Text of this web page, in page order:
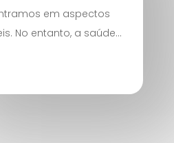
em aspectos
No entanto, a saúde...